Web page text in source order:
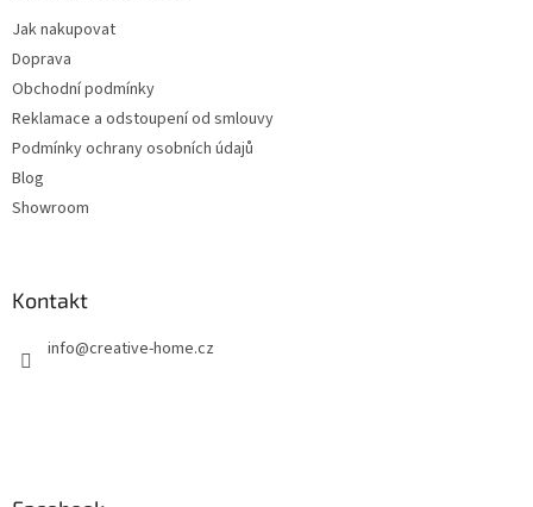
Jak nakupovat
Doprava
Obchodní podmínky
Reklamace a odstoupení od smlouvy
Podmínky ochrany osobních údajů
Blog
Showroom
Kontakt
info@creative-home.cz